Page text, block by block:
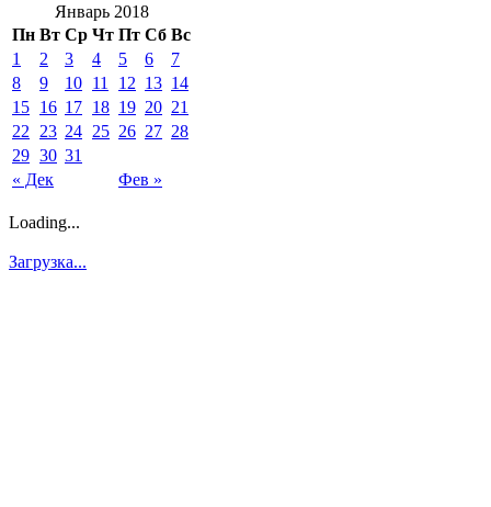
Январь 2018
Пн Вт Ср Чт Пт Сб Вс
« Дек Фев »
1 2 3 4 5 6
7
8
9 10 11 12 13 14
15 16 17 18 19 20 21
22
23 24 25 26 27 28
29 30 31
Loading...
Загрузка...